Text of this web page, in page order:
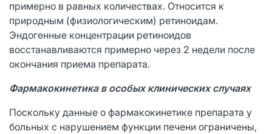
примерно в равных количествах. Относится к
природным (физиологическим) ретиноидам.
Эндогенные концентрации ретиноидов
восстанавливаются примерно через 2 недели после
окончания приема препарата.
Фармакокинетика в особых клинических случаях
Поскольку данные о фармакокинетике препарата у
больных с нарушением функции печени ограничены,